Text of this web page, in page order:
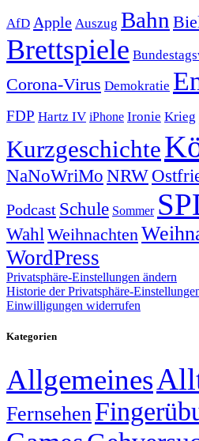
AfD Apple Auszug Bahn
Brettspiele
Corona-Virus Demokratie
FDP Hartz IV iPhone Ironie Krieg
Kurzgeschichte
NaNoWriMo NRW
Podcast Schule Sommer
WahlWeihnachten
WordPress
Privatsphäre-Einstellungen ändern
Historie der Privatsphäre-
Einwilligungen widerrufen
Kategorien
Allgemeines
Fernsehen